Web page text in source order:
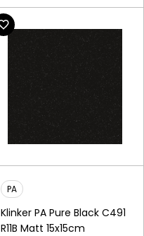
PA
Klinker PA Pure Black C491
R11B Matt 15x15cm